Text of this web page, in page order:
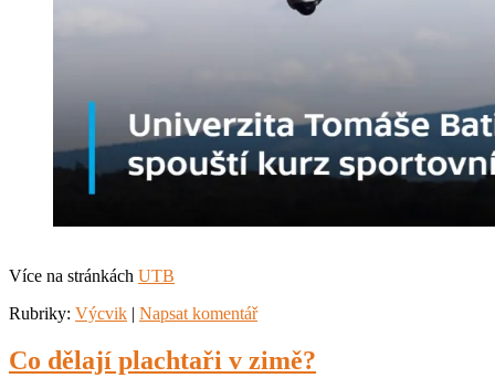
Více na stránkách UTB
Rubriky: Výcvik Napsat komentář
Co dělají plachtaři v zimě?